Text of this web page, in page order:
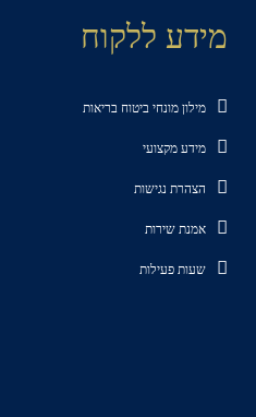
מידע ללקוח
מילון מונחי ביטוח בריאות
מידע מקצועי
הצהרת נגישות
אמנת שירות
שעות פעילות